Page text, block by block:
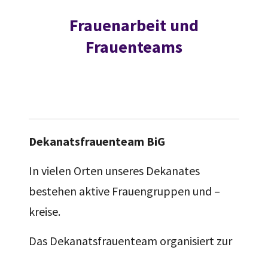
Frauenarbeit und
Frauenteams
Dekanatsfrauenteam BiG
In vielen Orten unseres Dekanates
bestehen aktive Frauengruppen und –
kreise.
Das Dekanatsfrauenteam organisiert zur